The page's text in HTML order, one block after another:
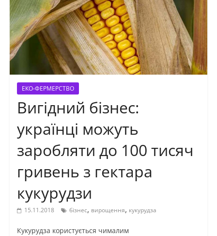
ЕКО-ФЕРМЕРСТВО
Вигідний бізнес:
українці можуть
заробляти до 100 тисяч
гривень з гектара
кукурудзи
15.11.2018 бізнес, вирощення, кукурудза
Кукурудза користується чималим